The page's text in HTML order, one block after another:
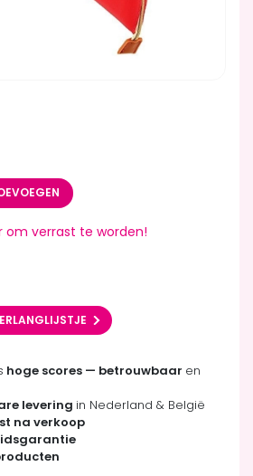
om verrast te worden!
hoge scores — betrouwbaar en
levering in Nederland & België
na verkoop